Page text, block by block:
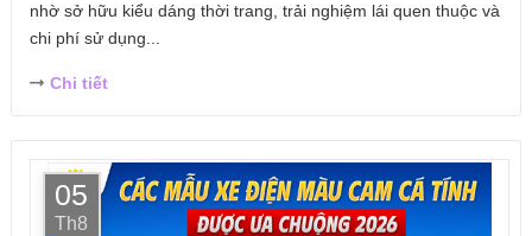
nhờ sở hữu kiểu dáng thời trang, trải nghiệm lái quen thuộc và
chi phí sử dụng...
Chi tiết
05
Th8